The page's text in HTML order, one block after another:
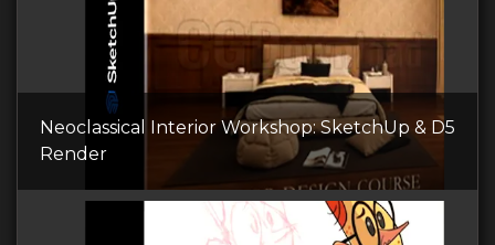
Neoclassical Interior Workshop: SketchUp & D5
Render